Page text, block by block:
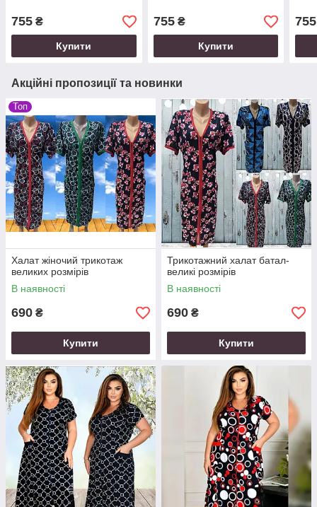
755 ₴
Купити
755₴
Купити
755
Акційні пропозиції та новинки
Топ
Халат жіночий трикотаж
великих розмірів
В наявності
690 ₴
Купити
Трикотажний халат батал-
великі розмірів
В наявності
690 ₴
Купити